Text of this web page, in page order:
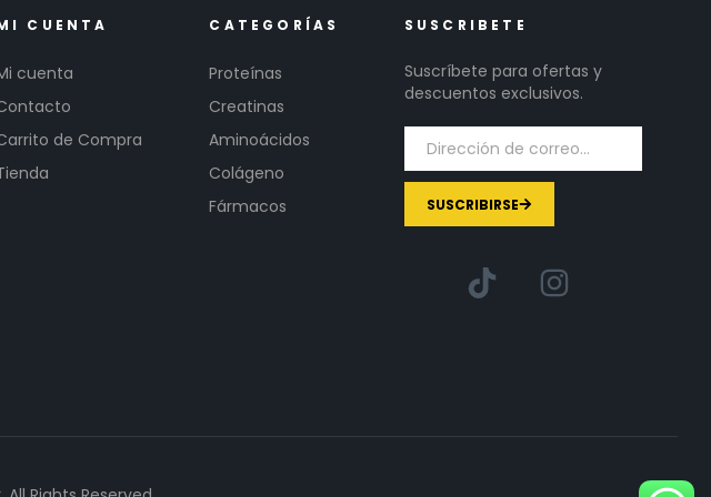
CUENTA
cuenta
de Compra
CATEGORÍAS
Proteínas
Creatinas
Aminoácidos
Colágeno
Fármacos
SUSCRIBETE
Suscríbete para ofertas y
descuentos exclusivos.
SUSCRIBIRSE